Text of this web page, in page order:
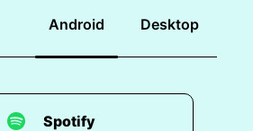
Android Desktop
Spotify